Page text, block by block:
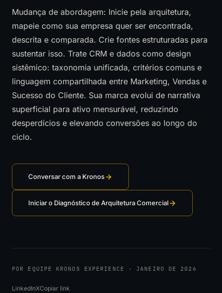
Mudança de abordagem: Inicie pela arquitetura,
mapeie como sua empresa quer ser encontrada,
descrita e comparada. Crie fontes estruturadas para
sustentar isso. Trate CRM e dados como design
sistêmico: taxonomia unificada, critérios comuns e
linguagem compartilhada entre Marketing, Vendas e
Sucesso do Cliente. Sua marca evolui de narrativa
superficial para ativo mensurável, reduzindo
desperdícios e elevando conversões ao longo do
ciclo.
Conversar com a Kronos
Iniciar o Diagnóstico de Arquitetura Comercial
POR EQUIPE KRONOS EXPERIENCE · JANEIRO DE 2026
LinkedInXCopiar link